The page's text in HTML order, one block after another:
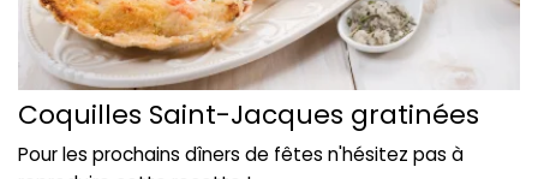
Coquilles Saint-Jacques gratinées
Pour les prochains dîners de fêtes n'hésitez pas à